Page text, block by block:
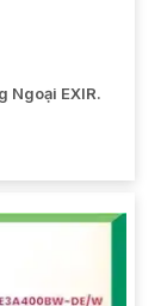
Ngoại EXIR.